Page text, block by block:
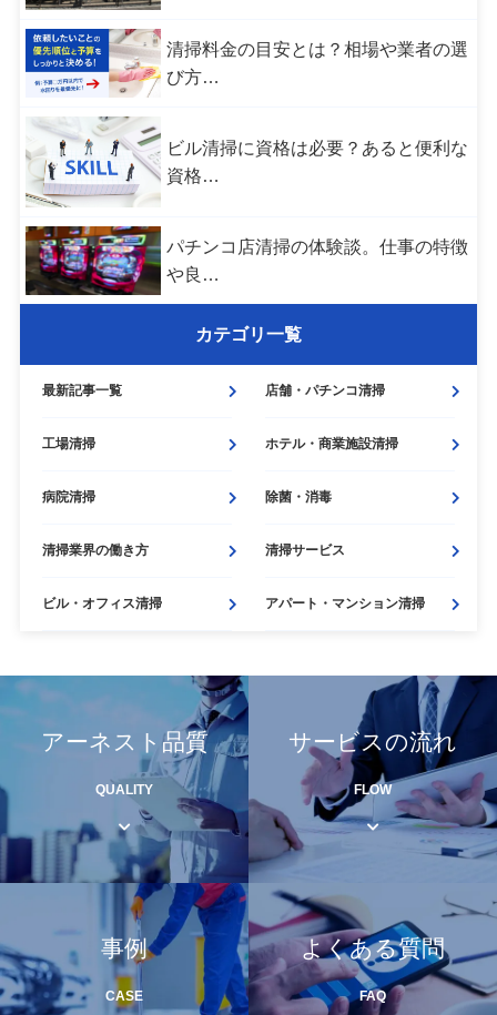
清掃料金の目安とは？相場や業者の選
び方…
ビル清掃に資格は必要？あると便利な
資格…
パチンコ店清掃の体験談。仕事の特徴
や良…
カテゴリ一覧
最新記事一覧 店舗・ パチンコ清掃
工場清掃 ホテル・ 商業施設清掃
病院清掃 除菌・ 消毒
清掃業界の働き方 清掃サービス
ビル・ オフィス清掃 アパート・ マンション清掃
アーネスト品質
QUALITY
サービスの流れ
FLOW
事例
CASE
よくある質問
FAQ